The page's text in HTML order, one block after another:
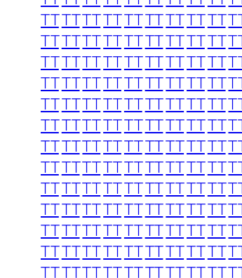
TTTTTTTTTTTTTTTTTT
TTTTTTTTTTTTTTTTTT
TTTTTTTTTTTTTTTTTT
TTTTTTTTTTTTTTTTTT
TTTTTTTTTTTTTTTTTT
TTTTTTTTTTTTTTTTTT
TTTTTTTTTTTTTTTTTT
TTTTTTTTTTTTTTTTTT
TTTTTTTTTTTTTTTTTT
TTTTTTTTTTTTTTTTTT
TTTTTTTTTTTTTTTTTT
TTTTTTTTTTTTTTTTTT
TTTTTTTTTTTTTTTTTT